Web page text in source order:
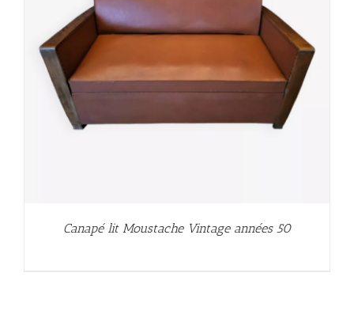
Canapé lit Moustache Vintage années 50